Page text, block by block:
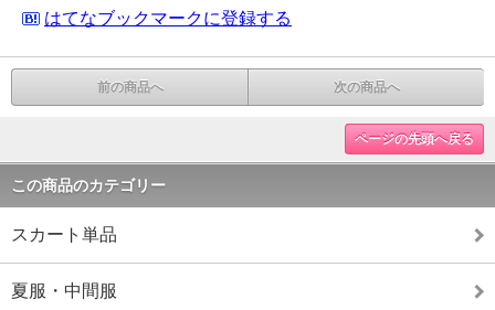
はてなブックマークに登録する
前の商品へ 次の商品へ
ページの先頭へ戻る
この商品のカテゴリー
スカート単品
夏服・中間服